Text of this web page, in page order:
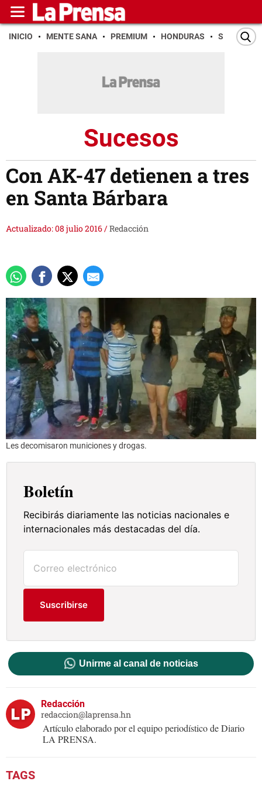
INICIO MENTE SANA PREMIUM HONDURAS SAN PEDRO
Sucesos
Con AK-47 detienen a tres
en Santa Bárbara
Actualizado: 08 julio 2016/Redacción
Les decomisaron municiones y drogas.
Boletín
Recibirás diariamente las noticias nacionales e
internacionales más destacadas del día.
Suscribirse
Unirme al canal de noticias
Redacción
redaccion@laprensa.hn
Artículo elaborado por el equipo periodístico de Diario
LA PRENSA.